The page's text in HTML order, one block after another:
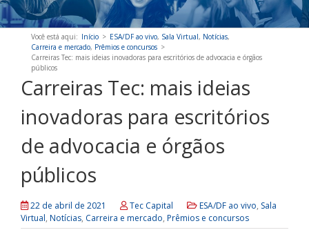
Você está aqui: Início > ESA/DF ao vivo, Sala Virtual, Notícias,
Carreira e mercado, Prêmios e concursos >
Carreiras Tec: mais ideias inovadoras para escritórios de advocacia e órgãos
públicos
Carreiras Tec: mais ideias
inovadoras para escritórios
de advocacia e órgãos
públicos
22 de abril de 2021 Tec Capital ESA/DF ao vivo, Sala
Virtual, Notícias, Carreira e mercado, Prêmios e concursos